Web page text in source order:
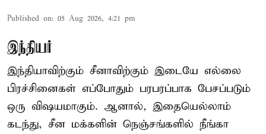
Published on: 05 Aug 2026, 4:21 pm
இந்தியர்
இந்தியாவிற்கும் சீனாவிற்கும் இடையே எல்லை
பிரச்சினைகள் எப்போதும் பரபரப்பாக பேசப்படும்
ஒரு விஷயமாகும். ஆனால், இதையெல்லாம்
கடந்து, சீன மக்களின் நெஞ்சங்களில் நீங்கா